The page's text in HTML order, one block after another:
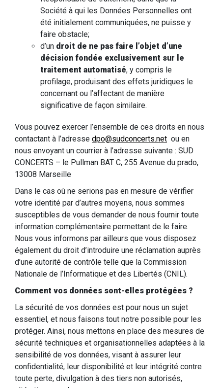
Société à qui les Données Personnelles ont
été initialement communiquées, ne puisse y
faire obstacle;
d’un droit de ne pas faire l’objet d’une
décision fondée exclusivement sur le
traitement automatisé, y compris le
profilage, produisant des effets juridiques le
concernant ou l’affectant de manière
significative de façon similaire.
Vous pouvez exercer l’ensemble de ces droits en nous
contactant à l’adresse dpo@sudconcerts.net ou en
nous envoyant un courrier à l’adresse suivante : SUD
CONCERTS – le Pullman BAT C, 255 Avenue du prado,
13008 Marseille
Dans le cas où ne serions pas en mesure de vérifier
votre identité par d’autres moyens, nous sommes
susceptibles de vous demander de nous fournir toute
information complémentaire permettant de le faire.
Nous vous informons par ailleurs que vous disposez
également du droit d’introduire une réclamation auprès
d’une autorité de contrôle telle que la Commission
Nationale de l’Informatique et des Libertés (CNIL).
Comment vos données sont-elles protégées ?
La sécurité de vos données est pour nous un sujet
essentiel, et nous faisons tout notre possible pour les
protéger. Ainsi, nous mettons en place des mesures de
sécurité techniques et organisationnelles adaptées à la
sensibilité de vos données, visant à assurer leur
confidentialité, leur disponibilité et leur intégrité contre
toute perte, divulgation à des tiers non autorisés,